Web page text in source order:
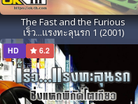
The Fast and the Furious
เร็ว...แรงทะลุนรก 1 (2001)
HD 6.2